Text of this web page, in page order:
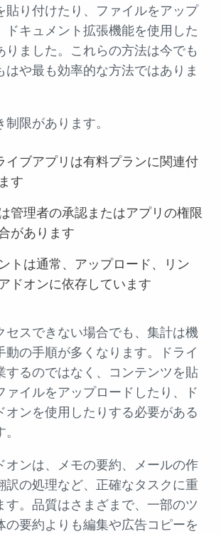
貼り付けたり、ファイルをアップ
ドキュメント拡張機能を使用した
りました。これらの方法は今でも
はや最も効率的な方法ではありま
限があります。
イブアプリは有料プランに関連付
す
管理者の承認またはアプリの権限
があります
トは通常、アップロード、リン
ドオンに依存しています
セスできない場合でも、集計は機
動の手順が多くなります。ドライ
するのではなく、コンテンツを貼
ァイルをアップロードしたり、ド
オンを使用したりする必要がある
オンは、メモの要約、メールの作
訳の処理など、正確なタスクに重
す。品質はさまざまで、一部のツ
の要約よりも編集や広告コピーを